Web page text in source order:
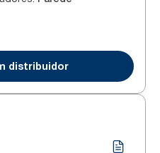
distribuidor